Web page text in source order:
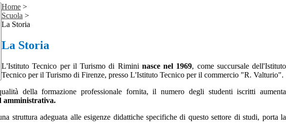
Home >
Scuola >
La Storia
La Storia
L'Istituto Tecnico per il Turismo di Rimini nasce nel 1969, come succursale dell'Istituto
Tecnico per il Turismo di Firenze, presso L'Istituto Tecnico per il commercio "R. Valturio".
della formazione professionale fornita, il numero degli studenti iscritti aumenta
amministrativa.
struttura adeguata alle esigenze didattiche specifiche di questo settore di studi, porta la